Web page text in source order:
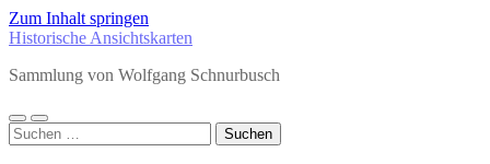
Zum Inhalt springen
Historische Ansichtskarten
Sammlung von Wolfgang Schnurbusch
Mobile-
Menü
Suchfeld
ein-/ausblenden
Suchen
nach: